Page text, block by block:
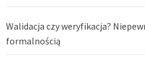
Walidacja czy weryfikacja?
formalnością